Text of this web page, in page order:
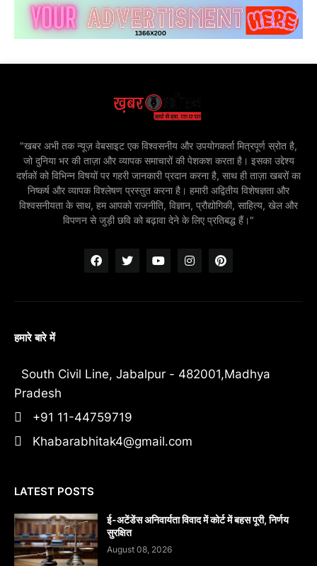
"खबर अभी तक न्यूज़ वेबसाइट एक विश्वसनीय और उपयोगकर्ता मित्रपूर्ण स्रोत है,
जो दुनिया भर की ताज़ा और व्यापक समाचारों की पेशकश करता है। इसका उद्देश्य
दर्शकों को विभिन्न विषयों पर गहरी जानकारी प्रदान करना है, साथ ही ताज़ा खबरों का
निष्कर्ष और व्यापक विश्लेषण प्रस्तुत करना है। हमारी अद्वितीय विशेषज्ञता और
विश्वसनीयता के साथ, हम आपको राजनीति, विज्ञान, प्रौद्योगिकी, साहित्य, खेल और
विपणन से जुड़ी छवि को बढ़ावा देने के लिए प्रतिबद्ध हैं।"
हमारे बारे में
South Civil Line, Jabalpur - 482001,Madhya
Pradesh
+91 11-44759719
Khabarabhitak4@gmail.com
LATEST POSTS
​ई-अटेंडेंस अनिवार्यता विवाद में कोर्ट में बहस पूरी, निर्णय
सुरक्षित
August 08, 2026